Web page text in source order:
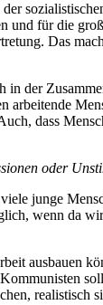
und für die
Das
der
arbeitende
dass
oder
junge
wenn da wir
ausbauen
realistisch